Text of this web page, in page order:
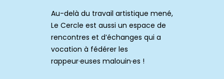
Au-delà du travail artistique mené,
Le Cercle est aussi un espace de
rencontres et d’échanges qui a
vocation à fédérer les
rappeur·euses malouin·es !